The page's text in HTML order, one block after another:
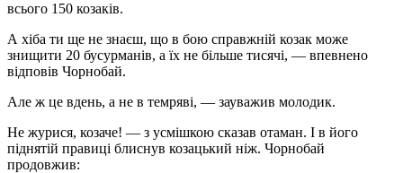
всього 150 козаків.
А хіба ти ще не знаєш, що в бою справжній козак може
знищити 20 бусурманів, а їх не більше тисячі, — впевнено
відповів Чорнобай.
Але ж це вдень, а не в тем­ряві, — зауважив молодик.
Не журися, козаче! — з усмішкою сказав отаман. І в його
піднятій правиці блиснув козацький ніж. Чорнобай
продовжив: